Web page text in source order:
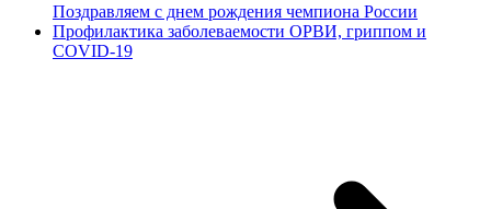
Поздравляем с днем рождения чемпиона России
Профилактика заболеваемости ОРВИ, гриппом и
COVID-19